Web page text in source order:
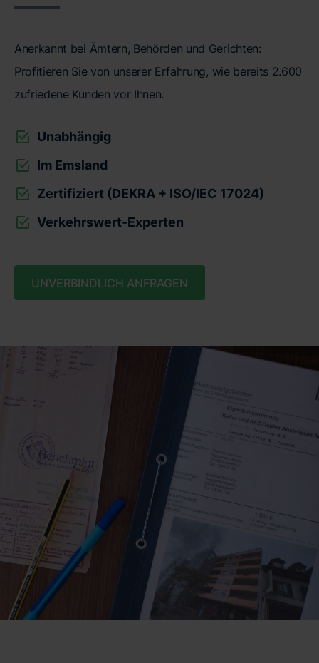
Anerkannt bei Ämtern, Behörden und Gerichten:
Profitieren Sie von unserer Erfahrung, wie bereits 2.600
zufriedene Kunden vor Ihnen.
Unabhängig
Im Emsland
Zertifiziert (DEKRA + ISO/IEC 17024)
Verkehrswert-Experten
UNVERBINDLICH ANFRAGEN